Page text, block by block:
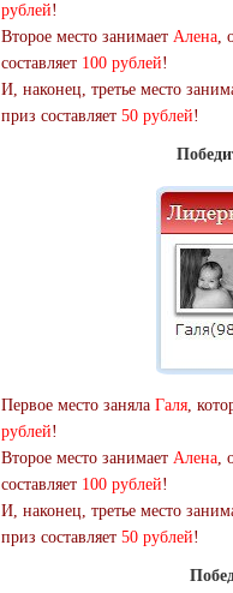
рублей!
Второе место занимает Алена,
составляет 100 рублей!
И, наконец, третье место
приз составляет 50 рублей!
Первое место заняла Галя,
рублей!
Второе место занимает Алена,
составляет 100 рублей!
И, наконец, третье место
приз составляет 50 рублей!